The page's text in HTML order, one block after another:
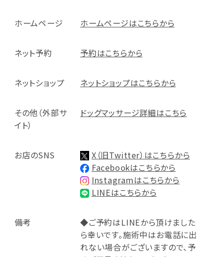
ホームページ ホームページはこちらから
ネット予約 予約はこちらから
ネットショップ ネットショップはこちらから
その他（外部サ
イト）
ドッグマッサージ詳細はこちら
お店のSNS
X（旧Twitter）はこちらから
Facebookはこちらから
Instagramはこちらから
LINEはこちらから
備考
◆ご予約はLINEから頂けました
ら幸いです。施術中はお電話に出
れない場合がございますので、予